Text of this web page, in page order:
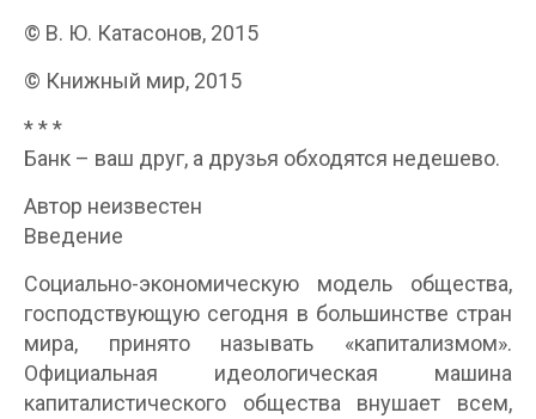
© В. Ю. Катасонов, 2015
© Книжный мир, 2015
* * *
Банк – ваш друг, а друзья обходятся недешево.
Автор неизвестен
Введение
Социально-экономическую модель общества,
господствующую сегодня в большинстве стран
мира, принято называть «капитализмом».
Официальная идеологическая машина
капиталистического общества внушает всем,